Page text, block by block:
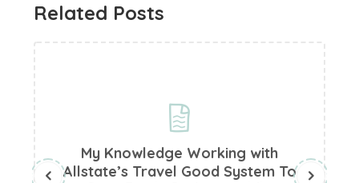
Related Posts
My Knowledge Working with
Allstate’s Travel Good System To